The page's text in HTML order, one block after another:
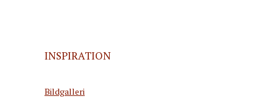
INSPIRATION
Bildgalleri